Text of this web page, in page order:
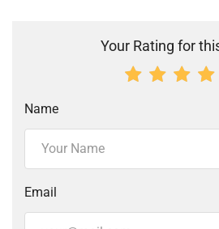
Your Rating for
Name
Email